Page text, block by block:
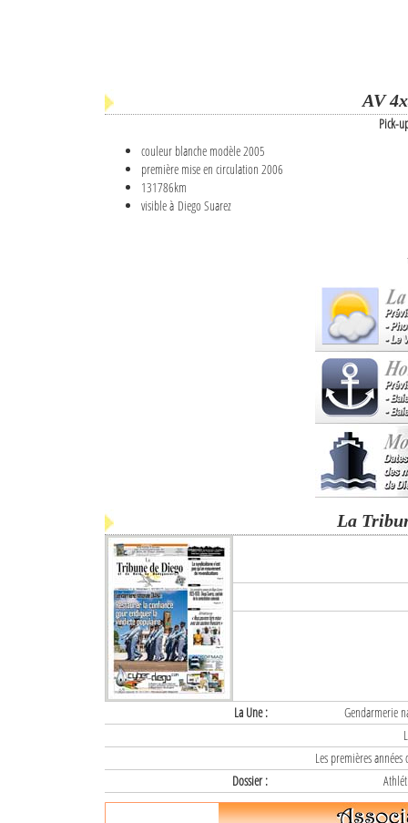
AV
Pick-
couleur blanche modèle 2005
première mise en circulation 2006
131786km
visible à Diego Suarez
La
La Une :
Gendarmerie
Les premières
Dossier :